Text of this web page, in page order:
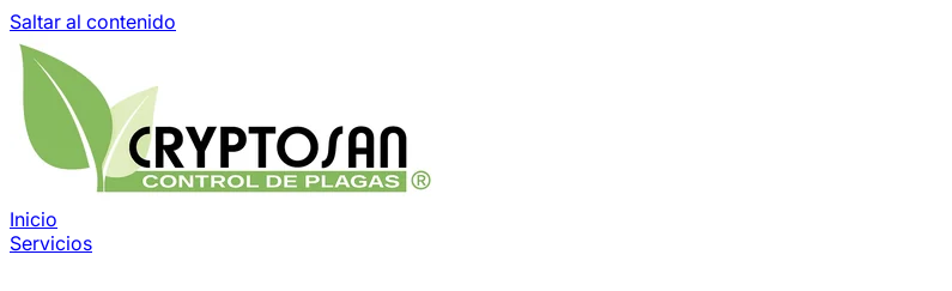
Saltar al contenido
Inicio
Servicios